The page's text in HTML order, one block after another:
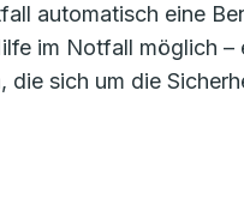
automatisch eine
im Notfall möglich –
sich um die